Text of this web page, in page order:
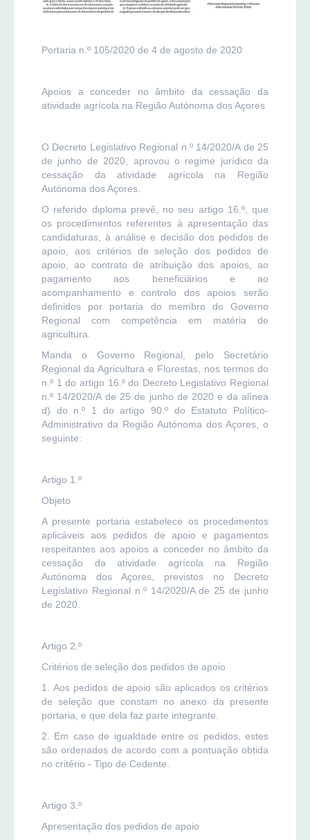
Portaria n.º 105/2020 de 4 de agosto de 2020
Apoios a conceder no âmbito da cessação da
atividade agrícola na Região Autónoma dos Açores
O Decreto Legislativo Regional n.º 14/2020/A de 25
de junho de 2020, aprovou o regime jurídico da
cessação da atividade agrícola na Região
Autónoma dos Açores.
O referido diploma prevê, no seu artigo 16.º, que
os procedimentos referentes à apresentação das
candidaturas, à análise e decisão dos pedidos de
apoio, aos critérios de seleção dos pedidos de
apoio, ao contrato de atribuição dos apoios, ao
pagamento aos beneficiários e ao
acompanhamento e controlo dos apoios serão
definidos por portaria do membro do Governo
Regional com competência em matéria de
agricultura.
Manda o Governo Regional, pelo Secretário
Regional da Agricultura e Florestas, nos termos do
n.º 1 do artigo 16.º do Decreto Legislativo Regional
n.º 14/2020/A de 25 de junho de 2020 e da alínea
d) do n.º 1 do artigo 90.º do Estatuto Político-
Administrativo da Região Autónoma dos Açores, o
seguinte:
Artigo 1.º
Objeto
A presente portaria estabelece os procedimentos
aplicáveis aos pedidos de apoio e pagamentos
respeitantes aos apoios a conceder no âmbito da
cessação da atividade agrícola na Região
Autónoma dos Açores, previstos no Decreto
Legislativo Regional n.º 14/2020/A de 25 de junho
de 2020.
Artigo 2.º
Critérios de seleção dos pedidos de apoio
1. Aos pedidos de apoio são aplicados os critérios
de seleção que constam no anexo da presente
portaria, e que dela faz parte integrante.
2. Em caso de igualdade entre os pedidos, estes
são ordenados de acordo com a pontuação obtida
no critério - Tipo de Cedente.
Artigo 3.º
Apresentação dos pedidos de apoio